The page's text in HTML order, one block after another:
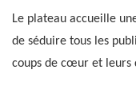
Le plateau accueille
de séduire tous les
coups de cœur et leurs